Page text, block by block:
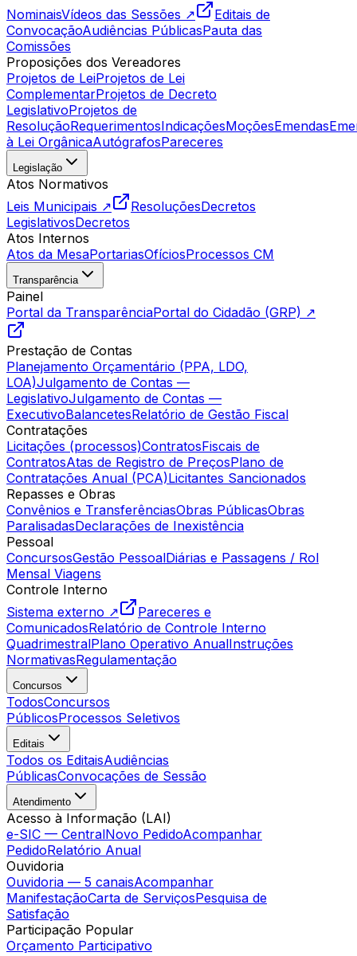
NominaisVídeos das Sessões ↗
Editais de
ConvocaçãoAudiências PúblicasPauta das
Comissões
Proposições dos Vereadores
Projetos de LeiProjetos de Lei
ComplementarProjetos de Decreto
LegislativoProjetos de
ResoluçãoRequerimentosIndicaçõesMoçõesEmendas
à Lei OrgânicaAutógrafosPareceres
Legislação
Atos Normativos
Leis Municipais ↗
ResoluçõesDecretos
LegislativosDecretos
Atos Internos
Atos da MesaPortariasOfíciosProcessos CM
Transparência
Painel
Portal da TransparênciaPortal do Cidadão (GRP) ↗
Prestação de Contas
Planejamento Orçamentário (PPA, LDO,
LOA)Julgamento de Contas —
LegislativoJulgamento de Contas —
ExecutivoBalancetesRelatório de Gestão Fiscal
Contratações
Licitações (processos)ContratosFiscais de
ContratosAtas de Registro de PreçosPlano de
Contratações Anual (PCA)Licitantes Sancionados
Repasses e Obras
Convênios e TransferênciasObras PúblicasObras
ParalisadasDeclarações de Inexistência
Pessoal
ConcursosGestão PessoalDiárias e Passagens / Rol
Mensal Viagens
Controle Interno
Sistema externo ↗
Pareceres e
ComunicadosRelatório de Controle Interno
QuadrimestralPlano Operativo AnualInstruções
NormativasRegulamentação
Concursos
TodosConcursos
PúblicosProcessos Seletivos
Editais
Todos os EditaisAudiências
PúblicasConvocações de Sessão
Atendimento
Acesso à Informação (LAI)
e-SIC — CentralNovo PedidoAcompanhar
PedidoRelatório Anual
Ouvidoria
Ouvidoria — 5 canaisAcompanhar
ManifestaçãoCarta de ServiçosPesquisa de
Satisfação
Participação Popular
Orçamento Participativo